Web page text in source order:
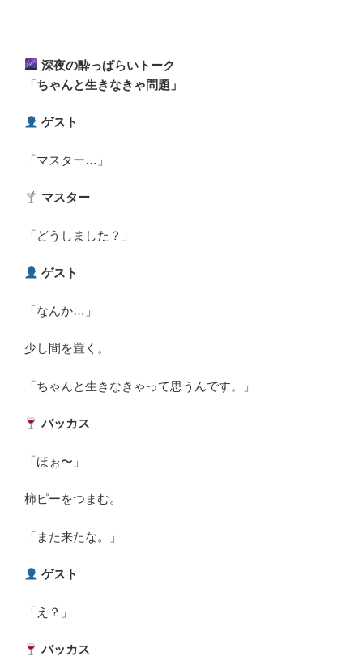
―――――――――――
深夜の酔っぱらいトーク
「ちゃんと生きなきゃ問題」
ゲスト
「マスター…」
マスター
「どうしました？」
ゲスト
「なんか…」
少し間を置く。
「ちゃんと生きなきゃって思うんです。」
バッカス
「ほぉ〜」
柿ピーをつまむ。
「また来たな。」
ゲスト
「え？」
バッカス